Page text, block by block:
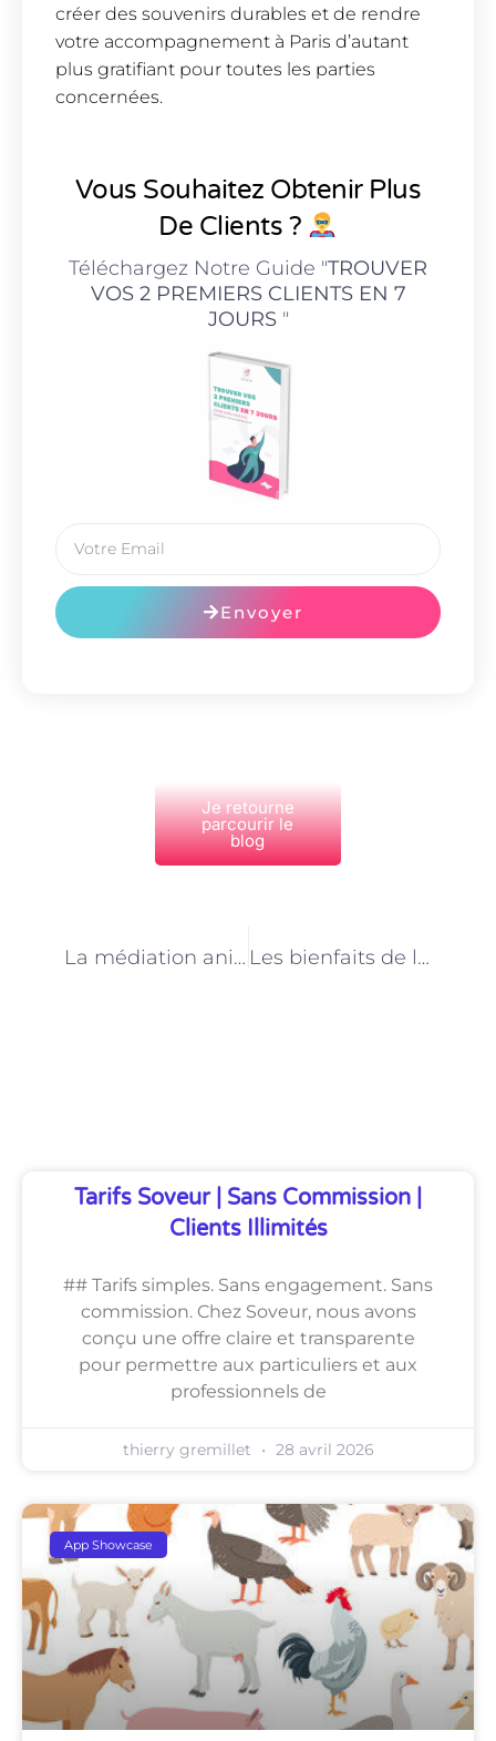
créer des souvenirs durables et de rendre
votre accompagnement à Paris d’autant
plus gratifiant pour toutes les parties
concernées.
Vous Souhaitez Obtenir Plus
De Clients ?
Téléchargez Notre Guide "TROUVER
VOS 2 PREMIERS CLIENTS EN 7
JOURS"
Envoyer
Je retourne
parcourir le
blog
La médiation animale: un outil d’accompagnement des personnes âgées à Paris Les bienfaits de la musique et de l’art-thérapie pour les personnes âgées à Paris
Tarifs Soveur | Sans Commission |
Clients Illimités
## Tarifs simples. Sans engagement. Sans
commission. Chez Soveur, nous avons
conçu une offre claire et transparente
pour permettre aux particuliers et aux
professionnels de
thierry gremillet 28 avril 2026
App Showcase